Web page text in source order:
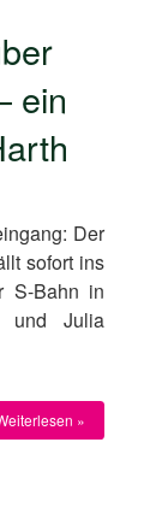
ein
Der
sofort ins
S-Bahn in
und Julia
»